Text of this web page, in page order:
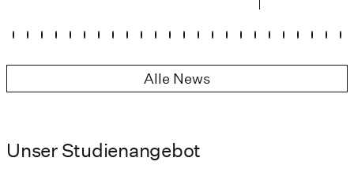
Alle News
Unser Studienangebot